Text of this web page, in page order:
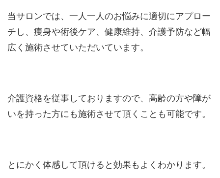
当サロンでは、一人一人のお悩みに適切にアプロー
チし、痩身や術後ケア、健康維持、介護予防など幅
広く施術させていただいています。
介護資格を従事しておりますので、高齢の方や障が
いを持った方にも施術させて頂くことも可能です。
とにかく体感して頂けると効果もよくわかります。